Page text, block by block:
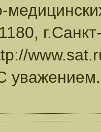
уважением.